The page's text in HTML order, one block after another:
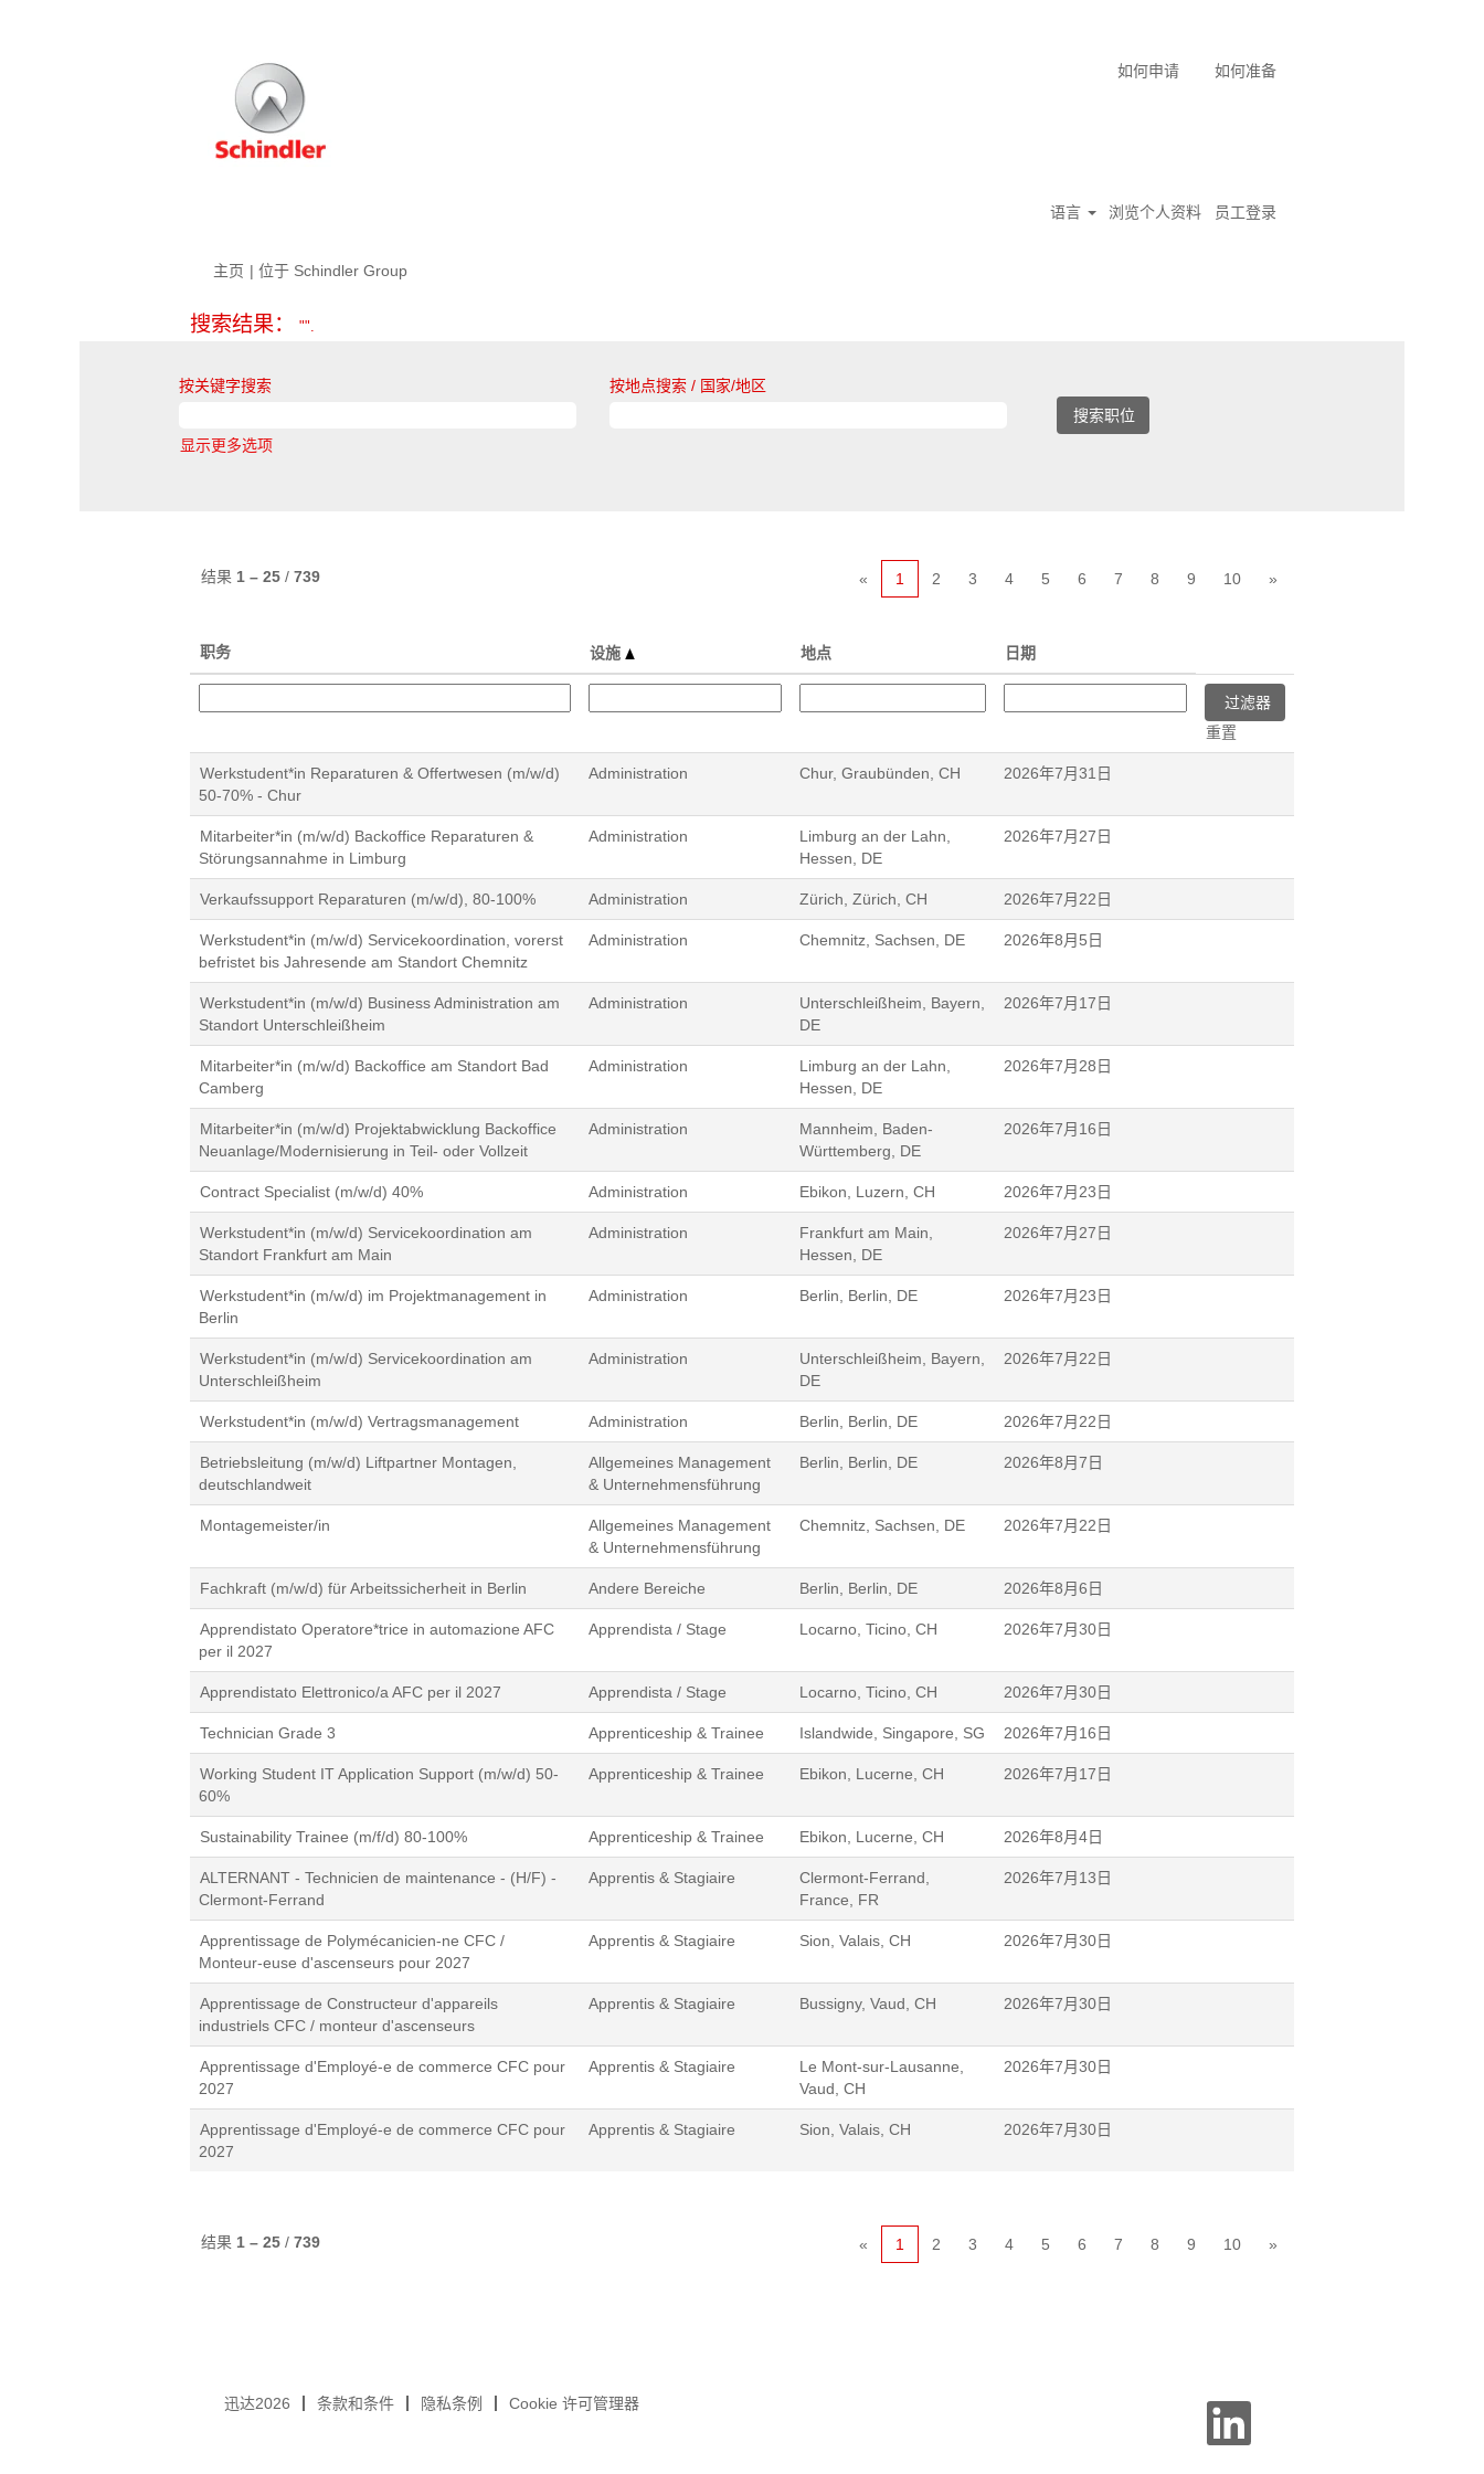
如何申请 如何准备
语言 浏览个人资料 员工登录
主页 | 位于 Schindler Group（当
搜索结果： "".
按关键字搜索 按地点搜索 / 国家/地区
显示更多选项
结果 1 – 25 / 739 « 1 2 3 4 5 6 7 8 9 10 »
职务 设施 地点 日期
重置
Werkstudent*in Reparaturen & Offertwesen (m/w/d)
50-70% - Chur
Administration Chur, Graubünden, CH 2026年7月31日
Mitarbeiter*in (m/w/d) Backoffice Reparaturen &
Störungsannahme in Limburg
Administration
Limburg an der Lahn,
Hessen, DE
2026年7月27日
Verkaufssupport Reparaturen (m/w/d), 80-100% Administration Zürich, Zürich, CH 2026年7月22日
Werkstudent*in (m/w/d) Servicekoordination, vorerst
befristet bis Jahresende am Standort Chemnitz
Administration Chemnitz, Sachsen, DE 2026年8月5日
Werkstudent*in (m/w/d) Business Administration am
Standort Unterschleißheim
Administration
Unterschleißheim, Bayern,
DE
2026年7月17日
Mitarbeiter*in (m/w/d) Backoffice am Standort Bad
Camberg
Administration
Limburg an der Lahn,
Hessen, DE
2026年7月28日
Mitarbeiter*in (m/w/d) Projektabwicklung Backoffice
Neuanlage/Modernisierung in Teil- oder Vollzeit
Administration
Mannheim, Baden-
Württemberg, DE
2026年7月16日
Contract Specialist (m/w/d) 40% Administration Ebikon, Luzern, CH 2026年7月23日
Werkstudent*in (m/w/d) Servicekoordination am
Standort Frankfurt am Main
Administration
Frankfurt am Main,
Hessen, DE
2026年7月27日
Werkstudent*in (m/w/d) im Projektmanagement in
Berlin
Administration Berlin, Berlin, DE 2026年7月23日
Werkstudent*in (m/w/d) Servicekoordination am
Unterschleißheim
Administration
Unterschleißheim, Bayern,
DE
2026年7月22日
Werkstudent*in (m/w/d) Vertragsmanagement Administration Berlin, Berlin, DE 2026年7月22日
Betriebsleitung (m/w/d) Liftpartner Montagen,
deutschlandweit
Allgemeines Management
& Unternehmensführung
Berlin, Berlin, DE 2026年8月7日
Montagemeister/in
Allgemeines Management
& Unternehmensführung
Chemnitz, Sachsen, DE 2026年7月22日
Fachkraft (m/w/d) für Arbeitssicherheit in Berlin Andere Bereiche Berlin, Berlin, DE 2026年8月6日
Apprendistato Operatore*trice in automazione AFC
per il 2027
Apprendista / Stage Locarno, Ticino, CH 2026年7月30日
Apprendistato Elettronico/a AFC per il 2027 Apprendista / Stage Locarno, Ticino, CH 2026年7月30日
Technician Grade 3 Apprenticeship & Trainee Islandwide, Singapore, SG 2026年7月16日
Working Student IT Application Support (m/w/d) 50-
60%
Apprenticeship & Trainee Ebikon, Lucerne, CH 2026年7月17日
Sustainability Trainee (m/f/d) 80-100% Apprenticeship & Trainee Ebikon, Lucerne, CH 2026年8月4日
ALTERNANT - Technicien de maintenance - (H/F) -
Clermont-Ferrand
Apprentis & Stagiaire
Clermont-Ferrand,
France, FR
2026年7月13日
Apprentissage de Polymécanicien-ne CFC /
Monteur-euse d'ascenseurs pour 2027
Apprentis & Stagiaire Sion, Valais, CH 2026年7月30日
Apprentissage de Constructeur d'appareils
industriels CFC / monteur d'ascenseurs
Apprentis & Stagiaire Bussigny, Vaud, CH 2026年7月30日
Apprentissage d'Employé-e de commerce CFC pour
2027
Apprentis & Stagiaire
Le Mont-sur-Lausanne,
Vaud, CH
2026年7月30日
Apprentissage d'Employé-e de commerce CFC pour
2027
Apprentis & Stagiaire Sion, Valais, CH 2026年7月30日
结果 1 – 25 / 739 « 1 2 3 4 5 6 7 8 9 10 »
迅达2026 条款和条件 隐私条例 Cookie 许可管理器
在
新
项